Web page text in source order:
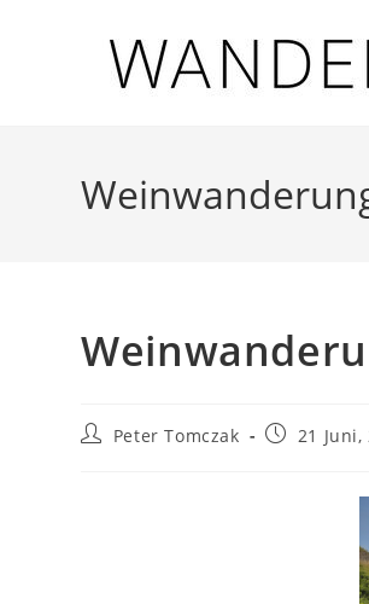
Beitrags-
Peter Tomczak
Beitrag21 Juni,